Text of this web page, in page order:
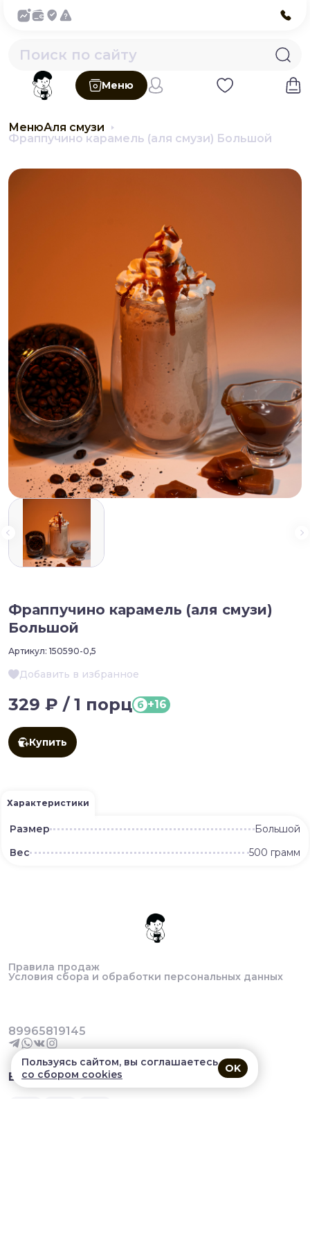
Меню
МенюАля смузи
Фраппучино карамель (аля смузи) Большой
Фраппучино карамель (аля смузи)
Большой
Артикул: 150590-0,5
Добавить в избранное
329 ₽ / 1 порц б +16
Купить
Характеристики
Размер
Большой
Вес
500 грамм
Правила продаж
Условия сбора и обработки персональных данных
89965819145
В приложении удобнее!
Пользуясь сайтом, вы соглашаетесь
со сбором cookies
OK